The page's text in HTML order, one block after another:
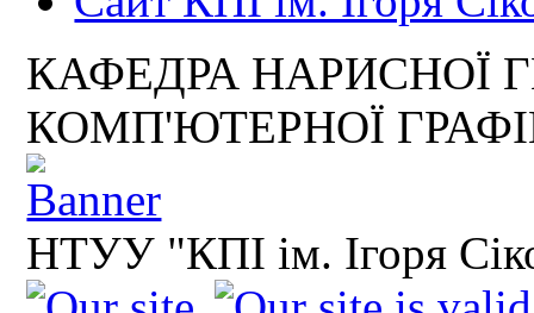
КАФЕДРА НАРИСНОЇ
КОМП'ЮТЕРНОЇ
НТУУ "КПІ ім. Ігоря